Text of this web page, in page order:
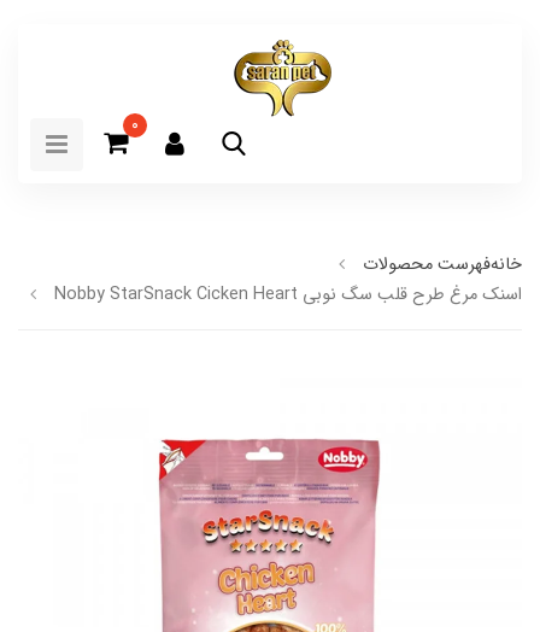
0
خانهفهرست محصولات
اسنک مرغ طرح قلب سگ نوبی Nobby StarSnack Cicken Heart